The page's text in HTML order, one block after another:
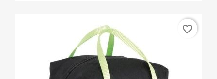
favorite_border